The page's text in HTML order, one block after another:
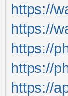
https://
https://
https://
https://
https://